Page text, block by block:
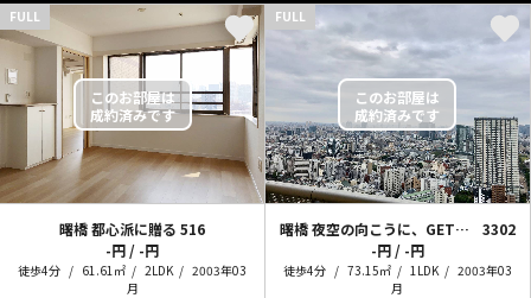
FULL
曙橋 都心派に贈る 516
-円 / -円
徒歩4分 61.61㎡ 2LDK
2003年03
月
FULL
曙橋 夜空の向こうに、GET PLANET！
3302
-円 / -円
徒歩4分 73.15㎡ 1LDK
2003年03
月